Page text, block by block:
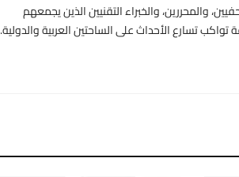
والمحررين، والخبراء التقنيين الذين يجمعهم
تسارع الأحداث على الساحتين العربية والدولية.